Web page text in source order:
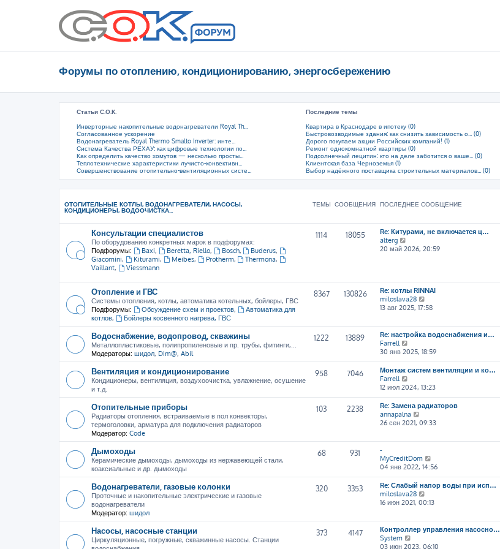
Форумы по отоплению, кондиционированию, энергосбережению
Статьи С.О.К.
Инверторные накопительные водонагреватели Royal Th...
Согласованное ускорение
Водонагреватель Royal Thermo Smalto Inverter: инте...
Система Качества РЕХАУ: как цифровые технологии по...
Как определить качество хомутов — несколько просты...
Теплотехнические характеристики лучисто-конвективн...
Совершенствование отопительно-вентиляционных систе...
Последние темы
Квартира в Краснодаре в ипотеку (0)
Быстровозводимые здания: как снизить зависимость о... (0)
Дорого покупаем акции Российских компаний! (1)
Ремонт однокомнатной квартиры (0)
Подсолнечный лецитин: кто на деле заботится о ваше... (0)
Клиентская база Черноземья (1)
Выбор надёжного поставщика строительных материалов... (0)
ОТОПИТЕЛЬНЫЕ КОТЛЫ, ВОДОНАГРЕВАТЕЛИ, НАСОСЫ,
КОНДИЦИОНЕРЫ, ВОДООЧИСТКА...
ТЕМЫ СООБЩЕНИЯ ПОСЛЕДНЕЕ СООБЩЕНИЕ
Консультации специалистов
По оборудованию конкретных марок в подфорумах:
Подфорумы:
Baxi, Beretta, Riello, Bosch, Buderus,
Giacomini, Kiturami, Meibes, Protherm, Thermona,
Vaillant, Viessmann
1114 18055
Re: Китурами, не включается ц…
alterg
е
т
и
к
п
с
л
е
д
н
е
м
у
о
о
б
и
ю
20 май 2026, 20:59
Отопление и ГВС
Системы отопления, котлы, автоматика котельных, бойлеры, ГВС
Подфорумы:
Обсуждение схем и проектов,
Автоматика для
котлов, Бойлеры косвенного нагрева, ГВС
8367 130826
Re: котлы RINNAI
miloslava28
е
е
й
и
п
с
д
н
е
у
о
о
б
щ
н
ю
13 авг 2025, 17:58
Водоснабжение, водопровод, скважины
Металлопластиковые, полипропиленовые и пр. трубы, фитинги,...
Модераторы: шидол, Dim@, Abil
1222 13889
Re: настройка водоснабжения и…
Farrell
е
р
е
т
к
п
о
д
н
е
м
у
с
о
б
щ
е
30 янв 2025, 18:59
Вентиляция и кондиционирование
Кондиционеры, вентиляция, воздухоочистка, увлажнение, осушение
и т.д.
958 7046
Монтаж систем вентиляции и ко…
Farrell
е
р
е
й
т
о
с
д
н
е
у
с
о
12 июл 2024, 13:23
Отопительные приборы
Радиаторы отопления, встраиваемые в пол конвекторы,
термоголовки, арматура для подключения радиаторов
Модератор: Code
103 2238
Re: Замена радиаторов
annapalna
е
е
т
и
п
о
с
н
е
26 сен 2021, 09:33
Дымоходы
Керамические дымоходы, дымоходы из нержавеющей стали,
коаксиальные и др. дымоходы
68 931
-
MyCreditDom
е
р
е
т
п
о
с
04 янв 2022, 14:56
Водонагреватели, газовые колонки
Проточные и накопительные электрические и газовые
водонагреватели
Модератор: шидол
320 3353
Re: Слабый напор воды при исп…
miloslava28
е
е
й
и
16 июн 2021, 00:13
Насосы, насосные станции
Циркуляционные, погружные, скважинные насосы. Станции
373 4147
Контроллер управления насосно…
System
е
03 июн 2023, 06:10